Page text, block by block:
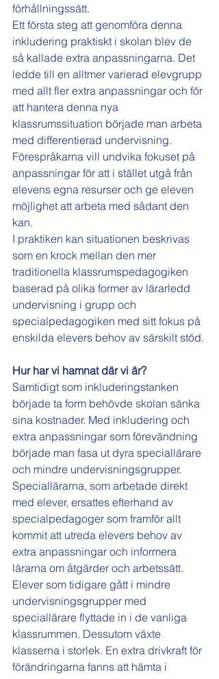
förhållningssätt.
Ett första steg att genomföra denna
inkludering praktiskt i skolan blev de
så kallade extra anpassningarna. Det
ledde till en alltmer varierad elevgrupp
med allt fler extra anpassningar och för
att hantera denna nya
klassrumssituation började man arbeta
med differentierad undervisning.
Förespråkarna vill undvika fokuset på
anpassningar för att i stället utgå från
elevens egna resurser och ge eleven
möjlighet att arbeta med sådant den
kan.
I praktiken kan situationen beskrivas
som en krock mellan den mer
traditionella klassrumspedagogiken
baserad på olika former av lärarledd
undervisning i grupp och
specialpedagogiken med sitt fokus på
enskilda elevers behov av särskilt stöd.
Hur har vi hamnat där vi är?
Samtidigt som inkluderingstanken
började ta form behövde skolan sänka
sina kostnader. Med inkludering och
extra anpassningar som förevändning
började man fasa ut dyra speciallärare
och mindre undervisningsgrupper.
Speciallärarna, som arbetade direkt
med elever, ersattes efterhand av
specialpedagoger som framför allt
kommit att utreda elevers behov av
extra anpassningar och informera
lärarna om åtgärder och arbetssätt.
Elever som tidigare gått i mindre
undervisningsgrupper med
speciallärare flyttade in i de vanliga
klassrummen. Dessutom växte
klasserna i storlek. En extra drivkraft för
förändringarna fanns att hämta i